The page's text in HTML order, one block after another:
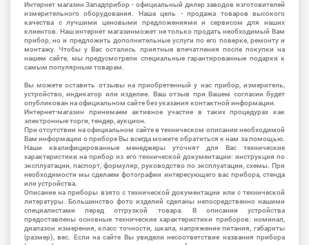
Интернет магазин Западприбор - официальный дилер заводов изготовителей
измерительного оборудования. Наша цель - продажа товаров высокого
качества с лучшими ценовыми предложениями и сервисом для наших
клиентов. Наш интернет магазинможет не только продать необходимый Вам
прибор, но и предложить дополнительные услуги по его поверке, ремонту и
монтажу. Чтобы у Вас остались приятные впечатления после покупки на
нашем сайте, мы предусмотрели специальные гарантированные подарки к
самым популярным товарам.
Вы можете оставить отзывы на приобретенный у нас прибор, измеритель,
устройство, индикатор или изделие. Ваш отзыв при Вашем согласии будет
опубликован на официальном сайте без указания контактной информации.
Интернет-магазин принимаем активное участие в таких процедурах как
электронные торги, тендер, аукцион.
При отсутствии на официальном сайте в техническом описании необходимой
Вам информации о приборе Вы всегда можете обратиться к нам за помощью.
Наши квалифицированные менеджеры уточнят для Вас технические
характеристики на прибор из его технической документации: инструкция по
эксплуатации, паспорт, формуляр, руководство по эксплуатации, схемы. При
необходимости мы сделаем фотографии интересующего вас прибора, стенда
или устройства.
Описание на приборы взято с технической документации или с технической
литературы. Большинство фото изделий сделаны непосредственно нашими
специалистами перед отгрузкой товара. В описании устройства
предоставлены основные технические характеристики приборов: номинал,
диапазон измерения, класс точности, шкала, напряжение питания, габариты
(размер), вес. Если на сайте Вы увидели несоответствие названия прибора